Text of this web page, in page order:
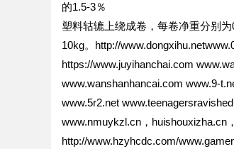
的1.5-3％
塑料轱辘上绕成卷，每卷净重分别
10kg。http://
https://www.juyihanchai.com
www.wanshanhancai.com www.9-
www.5r2.net
www.nmuykzl.cn，huishouxizha.cn
http://www.hzyhcdc.com/